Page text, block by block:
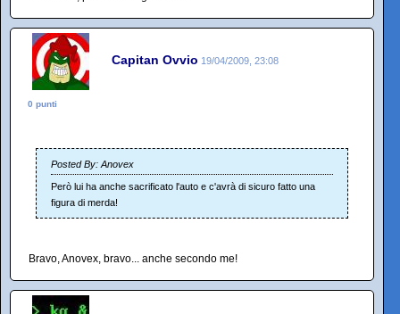
Capitan Ovvio 19/04/2009, 23:08
0 punti
Posted By: Anovex
Però lui ha anche sacrificato l'auto e c'avrà di sicuro fatto una
figura di merda!
Bravo, Anovex, bravo... anche secondo me!